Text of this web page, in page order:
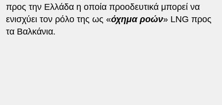
προς την Ελλάδα η οποία προοδευτικά μπορεί να
ενισχύει τον ρόλο της ως «όχημα ροών» LNG προς
τα Βαλκάνια.